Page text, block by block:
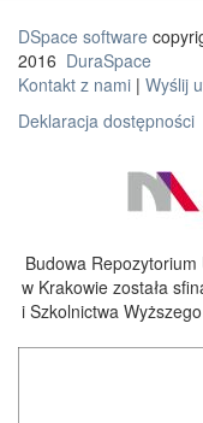
DSpace software
2016 DuraSpace
Kontakt z nami | Wyślij
Deklaracja dostępności
Budowa
w Krakowie została
i Szkolnictwa